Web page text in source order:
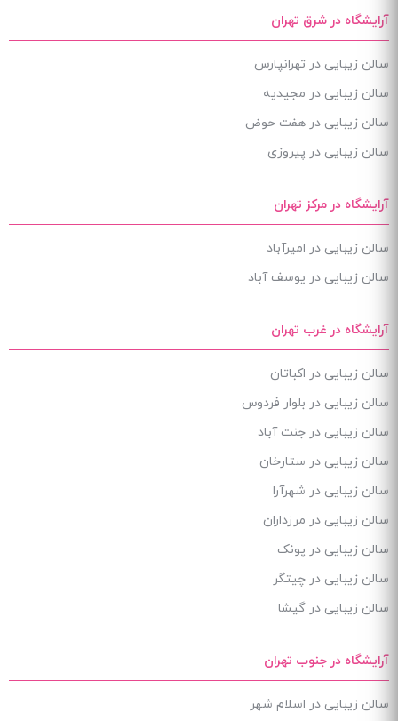
آرایشگاه در شرق تهران
سالن زیبایی در تهرانپارس
سالن زیبایی در مجیدیه
سالن زیبایی در هفت حوض
سالن زیبایی در پیروزی
آرایشگاه در مرکز تهران
سالن زیبایی در امیرآباد
سالن زیبایی در یوسف آباد
آرایشگاه در غرب تهران
سالن زیبایی در اکباتان
سالن زیبایی در بلوار فردوس
سالن زیبایی در جنت آباد
سالن زیبایی در ستارخان
سالن زیبایی در شهرآرا
سالن زیبایی در مرزداران
سالن زیبایی در پونک
سالن زیبایی در چیتگر
سالن زیبایی در گیشا
آرایشگاه در جنوب تهران
سالن زیبایی در اسلام شهر